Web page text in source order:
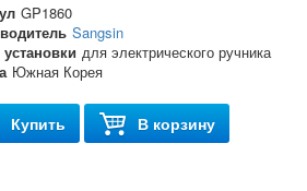
GP1860
Sangsin
для электрического ручника
Южная Корея
Купить В корзину